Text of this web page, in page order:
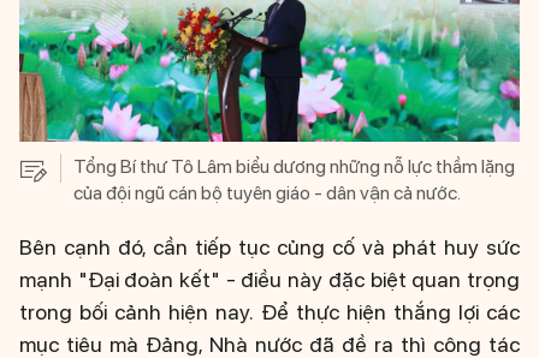
Tổng Bí thư Tô Lâm biểu dương những nỗ lực thầm lặng
của đội ngũ cán bộ tuyên giáo - dân vận cả nước.
Bên cạnh đó, cần tiếp tục củng cố và phát huy sức
mạnh "Đại đoàn kết" - điều này đặc biệt quan trọng
trong bối cảnh hiện nay. Để thực hiện thắng lợi các
mục tiêu mà Đảng, Nhà nước đã đề ra thì công tác